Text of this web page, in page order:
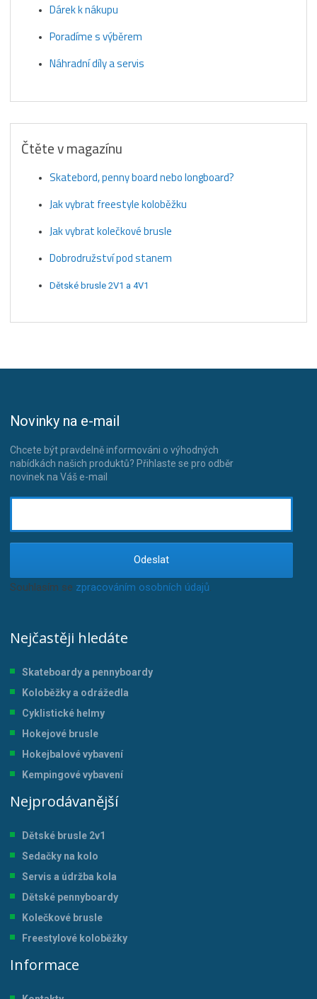
Dárek k nákupu
Poradíme s výběrem
Náhradní díly a servis
Čtěte v magazínu
Skatebord, penny board nebo longboard?
Jak vybrat freestyle koloběžku
Jak vybrat kolečkové brusle
Dobrodružství pod stanem
Dětské brusle 2V1 a 4V1
Novinky na e-mail
Chcete být pravdelně informováni o výhodných
nabídkách našich produktů? Přihlaste se pro odběr
novinek na Váš e-mail
Odeslat
Souhlasím se zpracováním osobních údajů.
Nejčastěji hledáte
Skateboardy a pennyboardy
Koloběžky a odrážedla
Cyklistické helmy
Hokejové brusle
Hokejbalové vybavení
Kempingové vybavení
Nejprodávanější
Dětské brusle 2v1
Sedačky na kolo
Servis a údržba kola
Dětské pennyboardy
Kolečkové brusle
Freestylové koloběžky
Informace